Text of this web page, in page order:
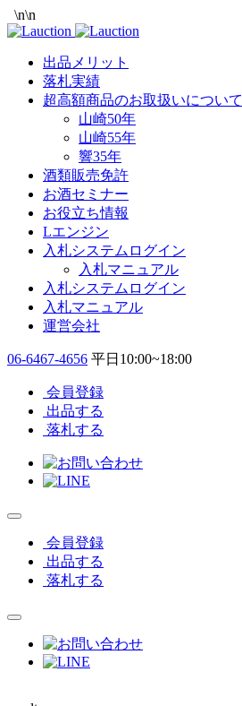
\n\n
出品メリット
落札実績
超高額商品のお取扱いについて
山崎50年
山崎55年
響35年
酒類販売免許
お酒セミナー
お役立ち情報
Lエンジン
入札システムログイン
入札マニュアル
入札システムログイン
入札マニュアル
運営会社
06-6467-4656 平日10:00~18:00
会員登録
出品する
落札する
会員登録
出品する
落札する